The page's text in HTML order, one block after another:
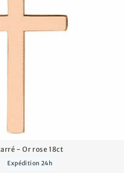
- Or rose 18ct
Expédition 24h